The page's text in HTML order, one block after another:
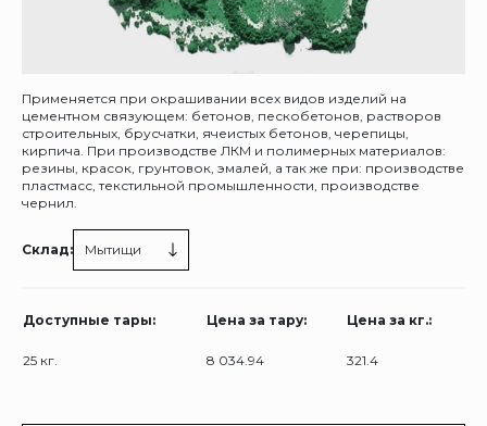
Применяется при окрашивании всех видов изделий на
цементном связующем: бетонов, пескобетонов, растворов
строительных, брусчатки, ячеистых бетонов, черепицы,
кирпича. При производстве ЛКМ и полимерных материалов:
резины, красок, грунтовок, эмалей, а так же при: производстве
пластмасс, текстильной промышленности, производстве
чернил.
Склад: Мытищи
Доступные тары: Цена за тару: Цена за кг.:
25 кг. 8 034.94 321.4